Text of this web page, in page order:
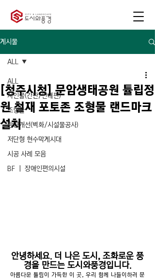
게시물
ALL
사인물(간판/안내판)
조형물
환경개선(벽화/시설물공사)
저단형 현수막게시대
시공 사례 모음
BF ㅣ 장애인편의시설
ALL
[청주시청] 문암생태공원 튤립정
원 철재 포토존 조형물 랜드마크
설치
안녕하세요. 더 나은 도시, 조화로운 풍
경을 만드는 도시와풍경입니다.
아름다운 튤립이 가득한 이 곳, 우리 함께 나들이하러 문